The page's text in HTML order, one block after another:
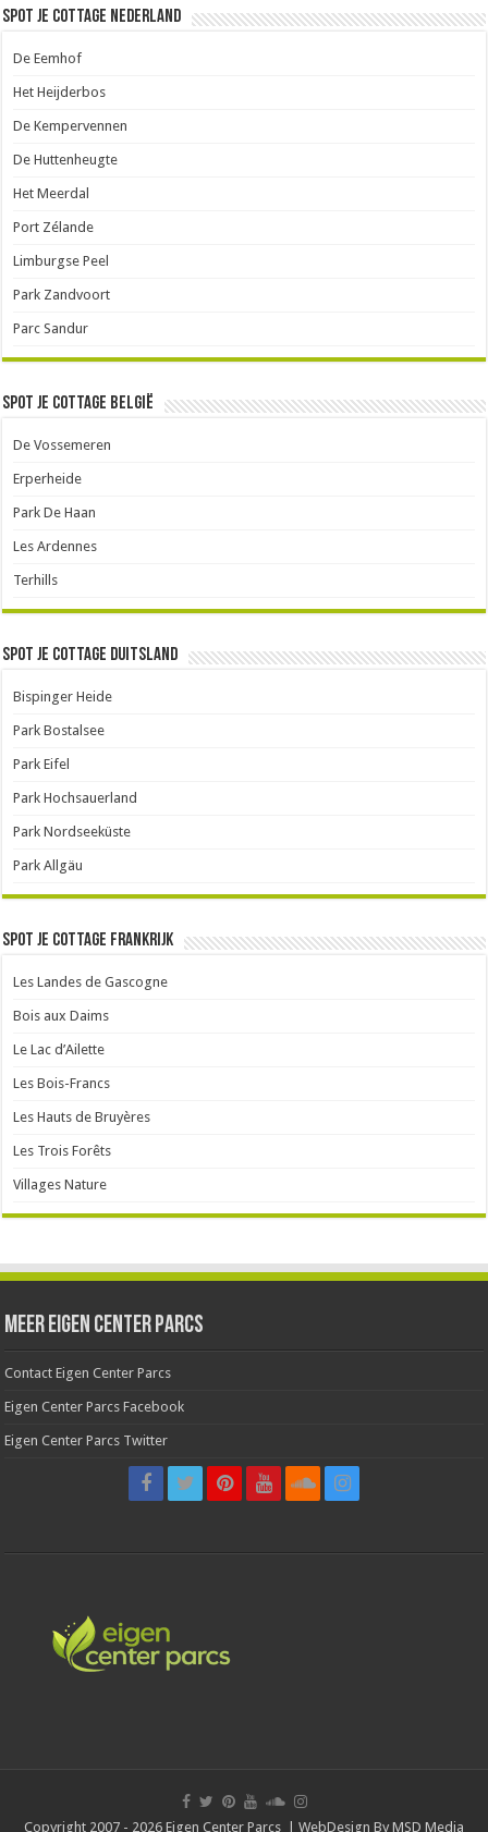
Spot je Cottage Nederland
De Eemhof
Het Heijderbos
De Kempervennen
De Huttenheugte
Het Meerdal
Port Zélande
Limburgse Peel
Park Zandvoort
Parc Sandur
Spot je cottage België
De Vossemeren
Erperheide
Park De Haan
Les Ardennes
Terhills
Spot je cottage Duitsland
Bispinger Heide
Park Bostalsee
Park Eifel
Park Hochsauerland
Park Nordseeküste
Park Allgäu
Spot je cottage Frankrijk
Les Landes de Gascogne
Bois aux Daims
Le Lac d’Ailette
Les Bois-Francs
Les Hauts de Bruyères
Les Trois Forêts
Villages Nature
Meer Eigen Center Parcs
Contact Eigen Center Parcs
Eigen Center Parcs Facebook
Eigen Center Parcs Twitter
Copyright 2007 - 2026 Eigen Center Parcs | WebDesign By MSD Media